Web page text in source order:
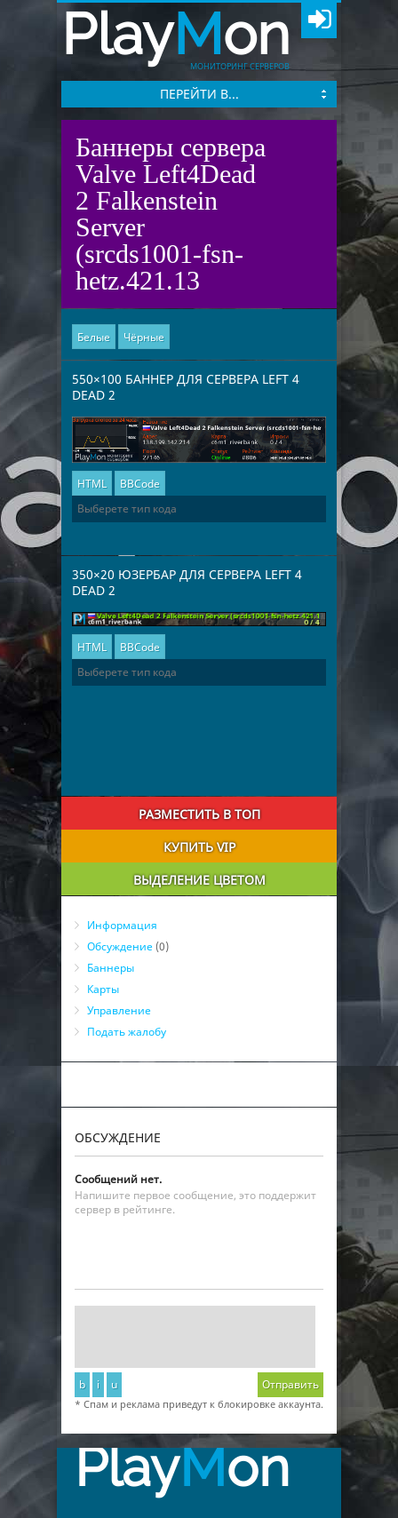
PlayMon
МОНИТОРИНГ СЕРВЕРОВ
ПЕРЕЙТИ В...
Баннеры сервера
Valve Left4Dead
2 Falkenstein
Server
(srcds1001-fsn-
hetz.421.13
Белые Чёрные
550×100 БАННЕР ДЛЯ СЕРВЕРА LEFT 4
DEAD 2
HTML BBCode
350×20 ЮЗЕРБАР ДЛЯ СЕРВЕРА LEFT 4
DEAD 2
HTML BBCode
РАЗМЕСТИТЬ В ТОП
КУПИТЬ VIP
ВЫДЕЛЕНИЕ ЦВЕТОМ
Информация
Обсуждение (0)
Баннеры
Карты
Управление
Подать жалобу
ОБСУЖДЕНИЕ
Сообщений нет.
Напишите первое сообщение, это поддержит
сервер в рейтинге.
b i u Отправить
* Спам и реклама приведут к блокировке аккаунта.
PlayMon